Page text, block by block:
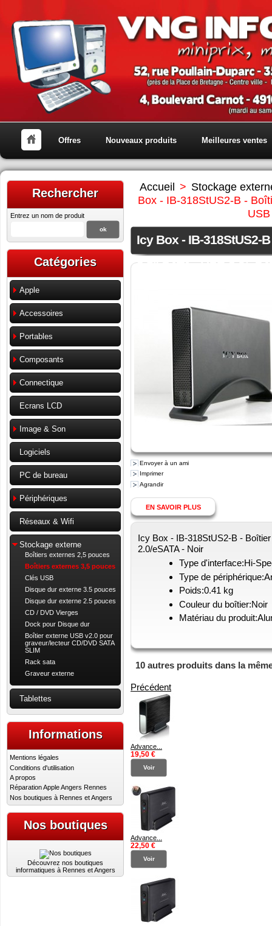
Offres Nouveaux produits Meilleures ventes
Rechercher
Entrez un nom de produit
Catégories
Apple
Accessoires
Portables
Composants
Connectique
Ecrans LCD
Image & Son
Logiciels
PC de bureau
Périphériques
Réseaux & Wifi
Stockage externe
Boîtiers externes 2,5 pouces
Boîtiers externes 3,5 pouces
Clés USB
Disque dur externe 3.5 pouces
Disque dur externe 2.5 pouces
CD / DVD Vierges
Dock pour Disque dur
Boîtier externe USB v2.0 pour
graveur/lecteur CD/DVD SATA
SLIM
Rack sata
Graveur externe
Tablettes
Informations
Mentions légales
Conditions d'utilisation
A propos
Réparation Apple Angers Rennes
Nos boutiques à Rennes et Angers
Nos boutiques
Découvrez nos boutiques
informatiques à Rennes et Angers
Accueil > Stockage
Box - IB-318StUS2-B -
Icy Box - IB-318StUS2-
3.5" SATA - USB 2.0/
Envoyer à un ami
Imprimer
Agrandir
EN SAVOIR PLUS
Icy Box - IB-318StUS2-B -
2.0/eSATA - Noir
Type d'interface:Hi-
Type de
Poids:0.41 kg
Couleur du boîtier:Noir
Matériau du
10 autres produits dans la
Précédent
Advance...
19,50 €
Voir
Advance...
22,50 €
Voir